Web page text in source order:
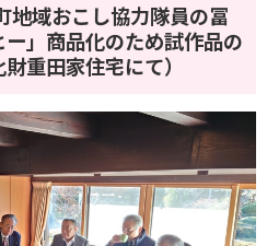
域おこし協力隊員の冨
」商品化のため試作品の
重田家住宅にて）